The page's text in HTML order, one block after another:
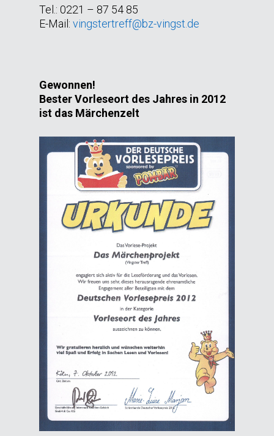
Tel.: 0221 – 87 54 85
E-Mail:vingstertreff@bz-vingst.de
Gewonnen!
Bester Vorleseort des Jahres in 2012
ist das Märchenzelt